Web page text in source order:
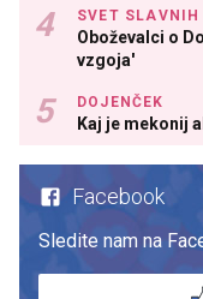
SVET SLAVNIH
Oboževalci o
vzgoja'
DOJENČEK
Kaj je mekonij
Facebook
Sledite nam na